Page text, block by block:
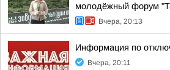
молодёжный форум
Вчера, 20:13
Информация по
Вчера, 20:11